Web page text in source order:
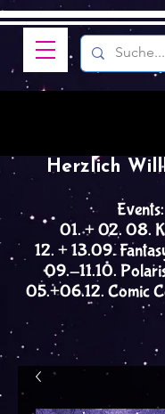
Events:
01. + 02. 08.
12. + 13.09.
09.-11.10.
05.+06.12. Comic
Herzlich